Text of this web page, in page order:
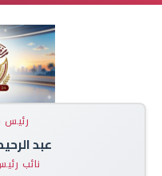
رئيس
عبد
نائب